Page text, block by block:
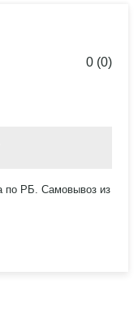
0 (0)
по РБ. Самовывоз из